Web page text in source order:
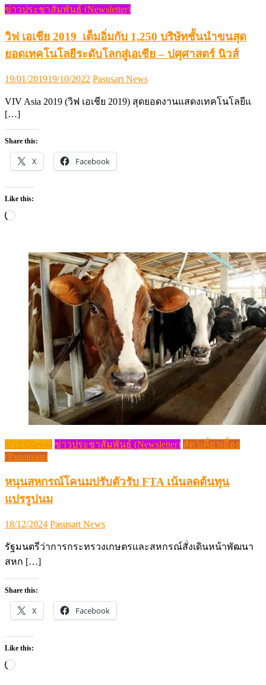
ข่าวประชาสัมพันธ์ (Newsletter)
วิฟ เอเชีย 2019 เต็มอิ่มกับ 1,250 บริษัทชั้นนำขนสุด
ยอดเทคโนโลยีระดับโลกสู่เอเชีย – ปศุศาสตร์ นิวส์
Posted
19/01/201919/10/2022 Author
Pasusart News
VIV Asia 2019 (วิฟ เอเชีย 2019) สุดยอดงานแสดงเทคโนโลยีแ
[…]
Share this:
X Facebook
Like this:
Loading…
ข่าว (News) ข่าวประชาสัมพันธ์ (Newsletter) สัตว์เคี้ยวเอื้อง
(Ruminant)
หนุนสหกรณ์โคนมปรับตัวรับ FTA เน้นลดต้นทุน
แปรรูปนม
Posted
18/12/2024 Author
Pasusart News
รัฐมนตรีว่าการกระทรวงเกษตรและสหกรณ์สั่งเดินหน้าพัฒนา
สหก […]
Share this:
X Facebook
Like this:
Loading…